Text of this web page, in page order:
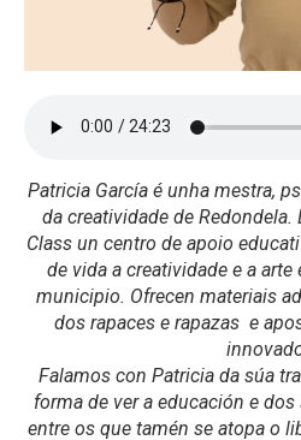
Patricia García é unha mestra,
da creatividade de Redondela.
Class un centro de apoio
de vida a creatividade e a
municipio. Ofrecen materiais
dos rapaces e rapazas e
Falamos con Patricia da súa
forma de ver a educación e
entre os que tamén se atopa o